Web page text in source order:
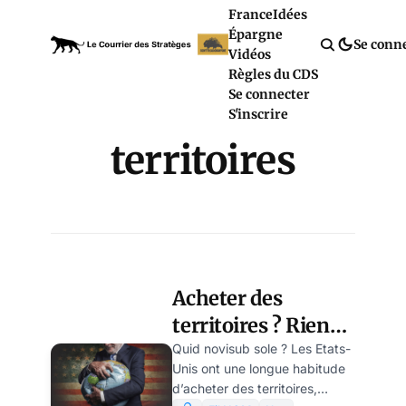
FranceIdées
Épargne
Vidéos
Règles du CDS
Se connecter
S'inscrire
Se
territoires
Acheter des
territoires ? Rien
de nouveau pour
l’Amérique… par
Quid novisub sole ? Les Etats-
Unis ont une longue habitude
d’acheter des territoires,